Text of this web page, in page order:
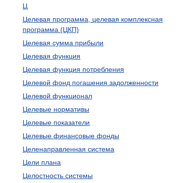
Ц
Целевая программа, целевая комплексная
программа (ЦКП)
Целевая сумма прибыли
Целевая функция
Целевая функция потребления
Целевой фонд погашения задолженности
Целевой функционал
Целевые нормативы
Целевые показатели
Целевые финансовые фонды
Целенаправленная система
Цели плана
Целостность системы